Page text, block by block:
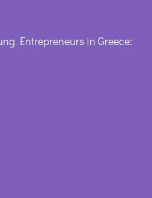
Entrepreneurs in Greece: